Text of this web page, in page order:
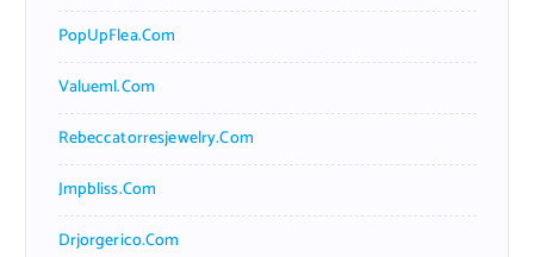
PopUpFlea.com
Valueml.com
Rebeccatorresjewelry.com
Jmpbliss.com
Drjorgerico.com